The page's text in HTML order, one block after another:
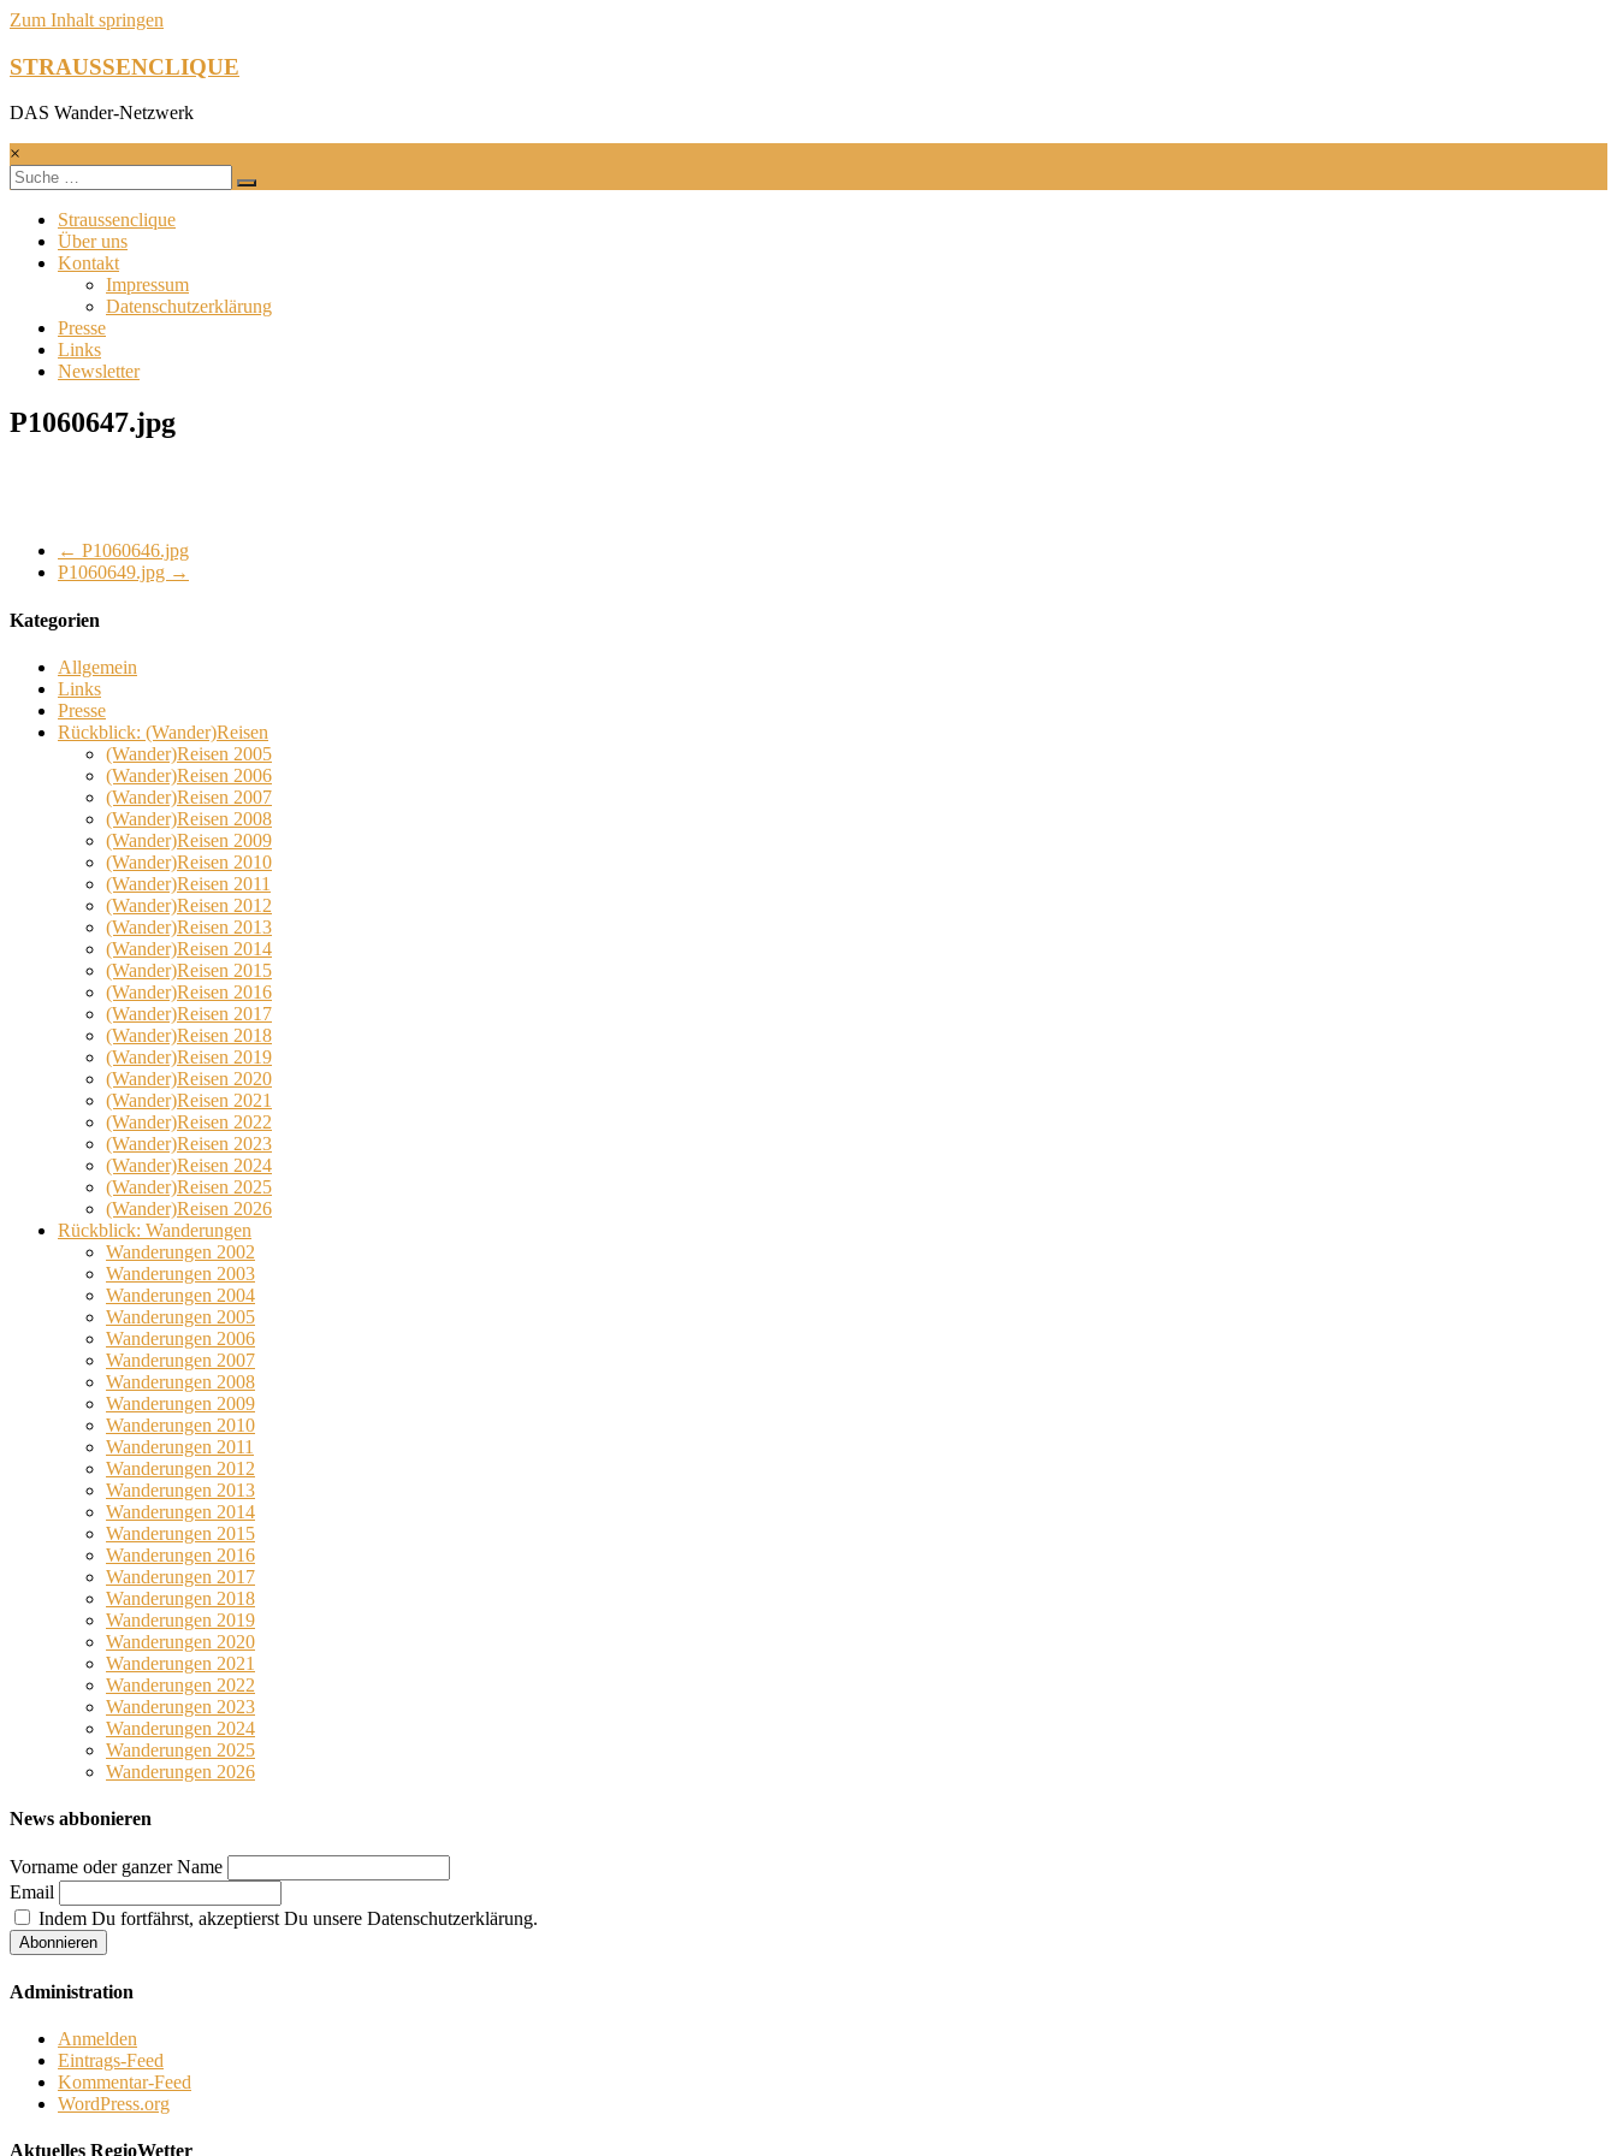
Zum Inhalt springen
STRAUSSENCLIQUE
DAS Wander-Netzwerk
×
Straussenclique
Über uns
Kontakt
Impressum
Datenschutzerklärung
Presse
Links
Newsletter
P1060647.jpg
← P1060646.jpg
P1060649.jpg →
Kategorien
Allgemein
Links
Presse
Rückblick: (Wander)Reisen
(Wander)Reisen 2005
(Wander)Reisen 2006
(Wander)Reisen 2007
(Wander)Reisen 2008
(Wander)Reisen 2009
(Wander)Reisen 2010
(Wander)Reisen 2011
(Wander)Reisen 2012
(Wander)Reisen 2013
(Wander)Reisen 2014
(Wander)Reisen 2015
(Wander)Reisen 2016
(Wander)Reisen 2017
(Wander)Reisen 2018
(Wander)Reisen 2019
(Wander)Reisen 2020
(Wander)Reisen 2021
(Wander)Reisen 2022
(Wander)Reisen 2023
(Wander)Reisen 2024
(Wander)Reisen 2025
(Wander)Reisen 2026
Rückblick: Wanderungen
Wanderungen 2002
Wanderungen 2003
Wanderungen 2004
Wanderungen 2005
Wanderungen 2006
Wanderungen 2007
Wanderungen 2008
Wanderungen 2009
Wanderungen 2010
Wanderungen 2011
Wanderungen 2012
Wanderungen 2013
Wanderungen 2014
Wanderungen 2015
Wanderungen 2016
Wanderungen 2017
Wanderungen 2018
Wanderungen 2019
Wanderungen 2020
Wanderungen 2021
Wanderungen 2022
Wanderungen 2023
Wanderungen 2024
Wanderungen 2025
Wanderungen 2026
News abbonieren
Vorname oder ganzer Name
Email
Indem Du fortfährst, akzeptierst Du unsere Datenschutzerklärung.
Administration
Anmelden
Eintrags-Feed
Kommentar-Feed
WordPress.org
Aktuelles RegioWetter